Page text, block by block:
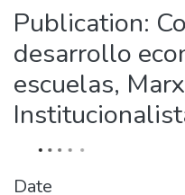
Publication:
desarrollo
escuelas,
Date